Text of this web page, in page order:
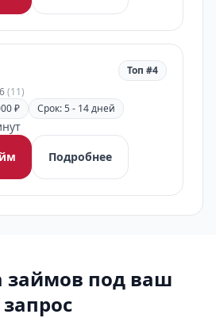
(11)
Топ #4
₽ Срок: 5 - 14 дней
Подробнее
займов под ваш
запрос